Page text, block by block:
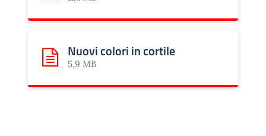
Scarica: Nuovi colori in cortile
Nuovi colori in cortile
5,9 MB